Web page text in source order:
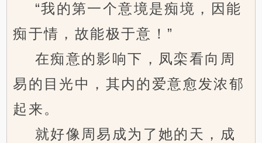
“我的第一个意境是痴境，因能
痴于情，故能极于意！”
在痴意的影响下，凤栾看向周
易的目光中，其内的爱意愈发浓郁
起来。
就好像周易成为了她的天，成